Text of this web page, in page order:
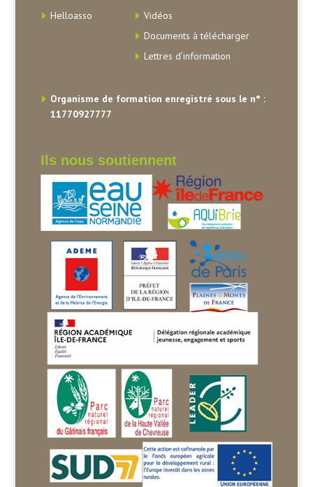
Helloasso
Vidéos
Documents à télécharger
Lettres d’information
Organisme de formation enregistré sous le n° :
11770927777
Ils nous soutiennent